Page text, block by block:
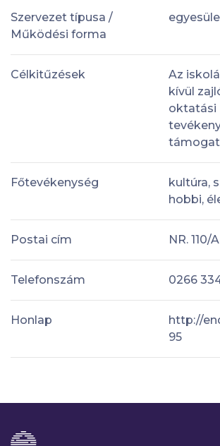
Szervezet típusa /
Működési forma
Célkitűzések
Az
kívül
oktatási
Főtevékenység
kultúra,
hobbi,
Postai cím NR. 110/A
Telefonszám 0266
Honlap
http://
95